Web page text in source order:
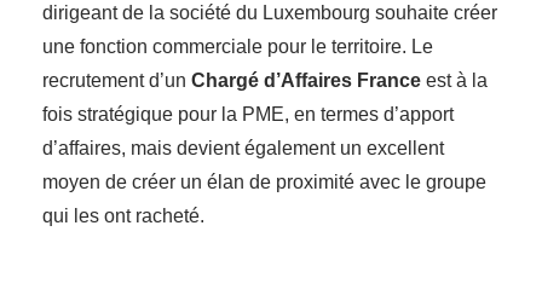
dirigeant de la société du Luxembourg souhaite créer
une fonction commerciale pour le territoire. Le
recrutement d’un Chargé d’Affaires France est à la
fois stratégique pour la PME, en termes d’apport
d’affaires, mais devient également un excellent
moyen de créer un élan de proximité avec le groupe
qui les ont racheté.